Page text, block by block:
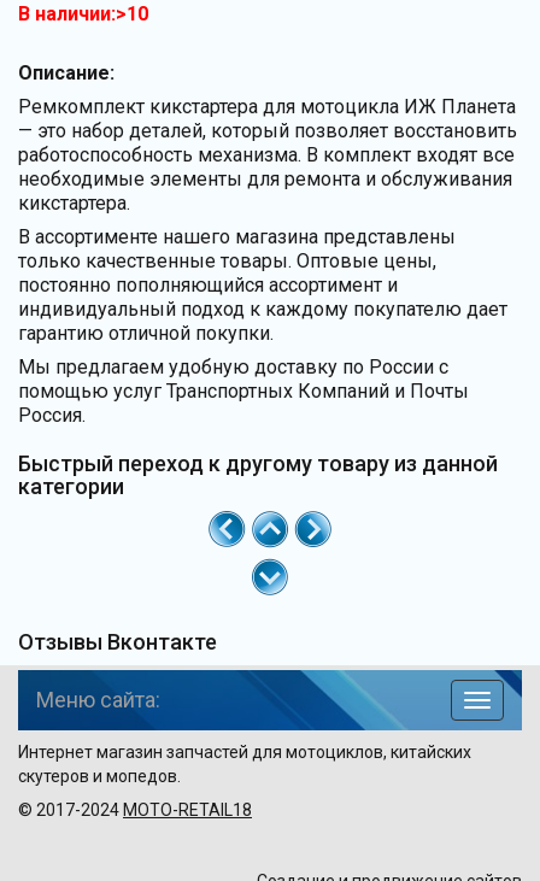
В наличии:>10
Описание:
Ремкомплект кикстартера для мотоцикла ИЖ Планета
— это набор деталей, который позволяет восстановить
работоспособность механизма. В комплект входят все
необходимые элементы для ремонта и обслуживания
кикстартера.
В ассортименте нашего магазина представлены
только качественные товары. Оптовые цены,
постоянно пополняющийся ассортимент и
индивидуальный подход к каждому покупателю дает
гарантию отличной покупки.
Мы предлагаем удобную доставку по России с
помощью услуг Транспортных Компаний и Почты
Россия.
Быстрый переход к другому товару из данной
категории
Отзывы Вконтакте
по
Меню сайта:
Интернет магазин запчастей для мотоциклов, китайских
скутеров и мопедов.
© 2017-2024 MOTO-RETAIL18